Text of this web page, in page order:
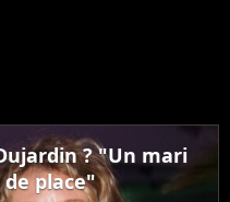
? "Un mari
place"